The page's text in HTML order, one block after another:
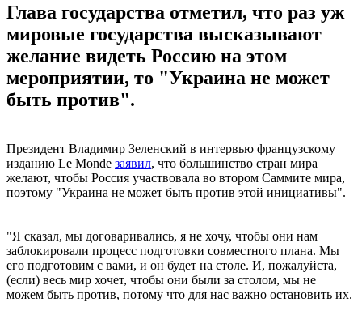
Глава государства отметил, что раз уж
мировые государства высказывают
желание видеть Россию на этом
мероприятии, то "Украина не может
быть против".
Президент Владимир Зеленский в интервью французскому
изданию Le Monde заявил, что большинство стран мира
желают, чтобы Россия участвовала во втором Саммите мира,
поэтому "Украина не может быть против этой инициативы".
"Я сказал, мы договаривались, я не хочу, чтобы они нам
заблокировали процесс подготовки совместного плана. Мы
его подготовим с вами, и он будет на столе. И, пожалуйста,
(если) весь мир хочет, чтобы они были за столом, мы не
можем быть против, потому что для нас важно остановить их.